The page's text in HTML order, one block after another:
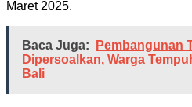
Maret 2025.
Baca Juga:
Pembangunan
Dipersoalkan, Warga
Bali